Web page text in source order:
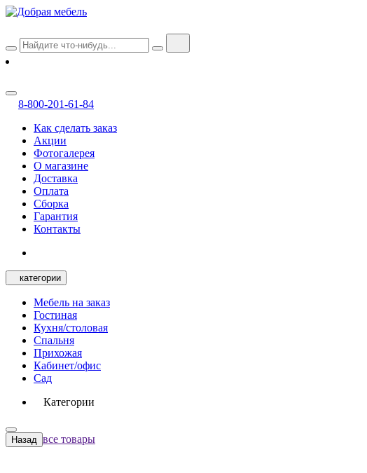
8-800-201-61-84
Как сделать заказ
Акции
Фотогалерея
О магазине
Доставка
Оплата
Сборка
Гарантия
Контакты
категории
Мебель на заказ
Гостиная
Кухня/столовая
Спальня
Прихожая
Кабинет/офис
Сад
Категории
Назад все товары